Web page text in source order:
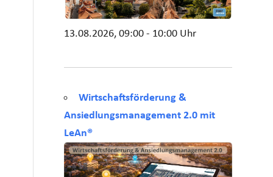
13.08.2026, 09:00 - 10:00 Uhr
Wirtschaftsförderung &
Ansiedlungsmanagement 2.0 mit
LeAn®